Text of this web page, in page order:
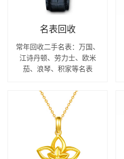
名表回收
常年回收二手名表：万国、
江诗丹顿、劳力士、欧米
茄、浪琴、积家等名表